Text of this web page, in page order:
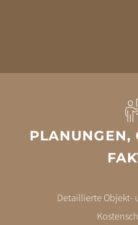
PLANUNGEN,
Detaillierte Objekt-